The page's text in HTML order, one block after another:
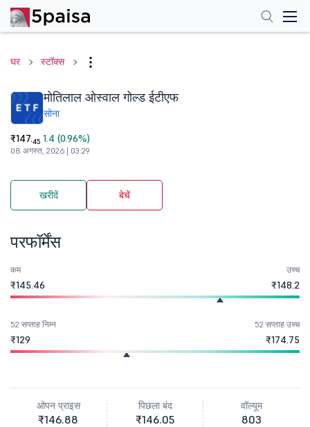
घर स्टॉक्स
मोतिलाल ओस्वाल गोल्ड ईटीएफ
सोना
₹147.45 1.4 (0.96%)
08 अगस्त, 2026 | 03:29
खरीदें बेचें
परफॉर्मेंस
कम
₹145.46
उच्च
₹148.2
52 सप्ताह निम्न
₹129
52 सप्ताह उच्च
₹174.75
ओपन प्राइस
₹146.88
पिछला बंद
₹146.05
वॉल्यूम
803